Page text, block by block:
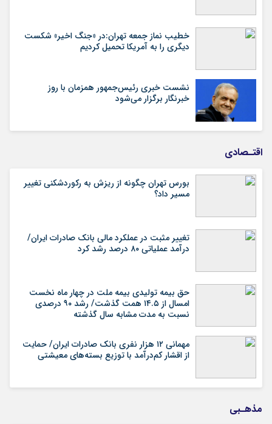
خطیب نماز جمعه تهران:در «جنگ اخیر» شکست
دیگری را به آمریکا تحمیل کردیم
نشست خبری رئیس‌جمهور همزمان با روز
خبرنگار برگزار می‌شود
اقتـصادی
بورس تهران چگونه از ریزش به رکوردشکنی تغییر
مسیر داد؟
تغییر مثبت در عملکرد مالی بانک صادرات ایران/
درآمد عملیاتی ۸۰ درصد رشد کرد
حق بیمه تولیدی بیمه ملت در چهار ماه نخست
امسال از ۱۴.۵ همت گذشت/ رشد ۹۰ درصدی
نسبت به مدت مشابه سال گذشته
مهمانی ۱۲ هزار نفری بانک صادرات ایران/ حمایت
از اقشار کم‌درآمد با توزیع بسته‌های معیشتی
مذهـبی